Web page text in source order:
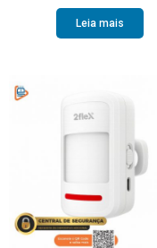
Leia mais